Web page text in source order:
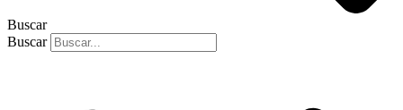
Buscar
Buscar